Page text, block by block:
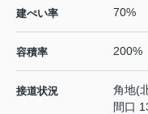
建ぺい率 70%
容積率 200%
接道状況
角地(
間口